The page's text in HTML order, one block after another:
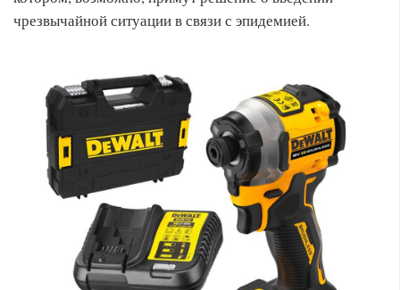
чрезвычайной ситуации в связи с эпидемией.